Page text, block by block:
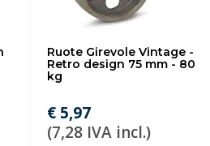
Ruote Girevole Vintage -
Retro design 75 mm - 80
kg
€ 5,97
(7,28 IVA incl.)